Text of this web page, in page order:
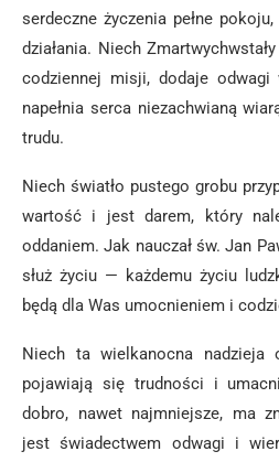
serdeczne życzenia pełne
działania. Niech
codziennej misji, dodaje odwagi
napełnia serca niezachwianą
trudu.
Niech światło pustego grobu
wartość i jest darem, który
oddaniem. Jak nauczał św. Jan
służ życiu — każdemu życiu
będą dla Was umocnieniem i
Niech ta wielkanocna nadzieja
pojawiają się trudności i
dobro, nawet najmniejsze, ma
jest świadectwem odwagi i